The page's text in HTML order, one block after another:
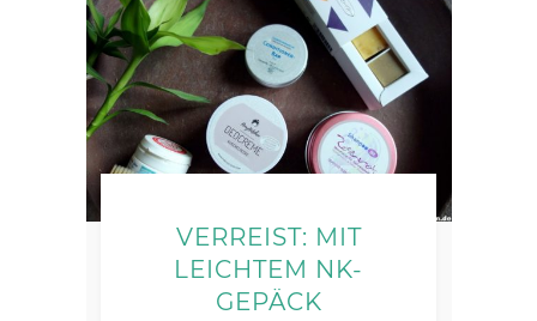
VERREIST: MIT
LEICHTEM NK-
GEPÄCK